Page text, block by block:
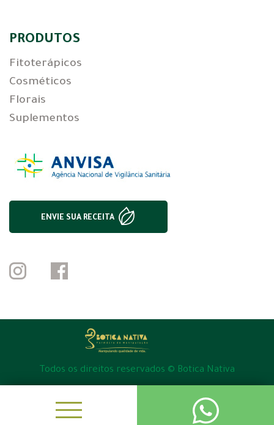
PRODUTOS
Fitoterápicos
Cosméticos
Florais
Suplementos
ENVIE SUA RECEITA
Todos os direitos reservados © Botica Nativa